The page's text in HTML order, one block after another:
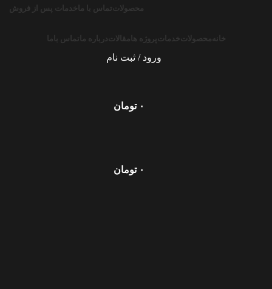
محصولاتتماس با ما خدمات پس از فروش
خانه محصولاتخدماتپروژه ها مقالاتدرباره ما تماس باما
ورود / ثبت نام
۰ تومان
۰ تومان